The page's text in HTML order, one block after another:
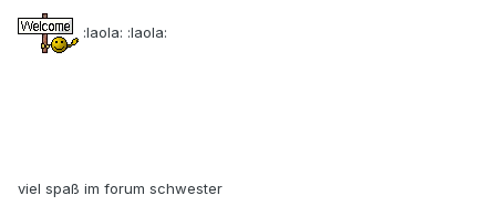
:laola: :laola:
viel spaß im forum schwester